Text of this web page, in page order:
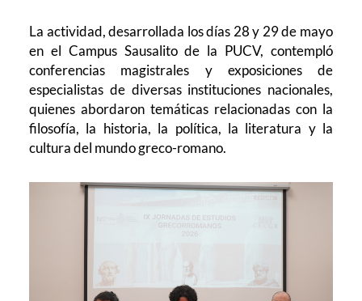
La actividad, desarrollada los días 28 y 29 de mayo
en el Campus Sausalito de la PUCV, contempló
conferencias magistrales y exposiciones de
especialistas de diversas instituciones nacionales,
quienes abordaron temáticas relacionadas con la
filosofía, la historia, la política, la literatura y la
cultura del mundo greco-romano.